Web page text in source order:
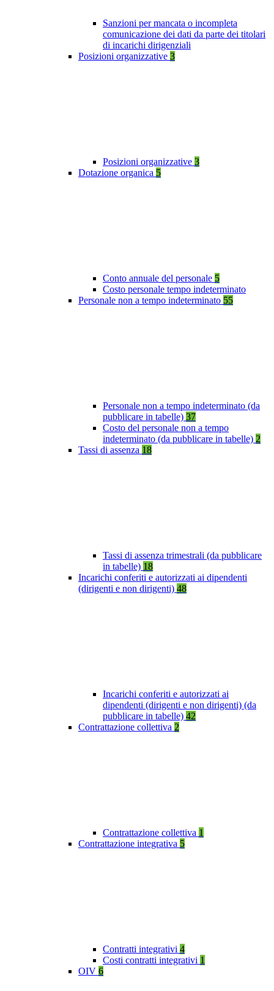
Sanzioni per mancata o incompleta
comunicazione dei dati da parte dei titolari
di incarichi dirigenziali
Posizioni organizzative 3
Posizioni organizzative 3
Dotazione organica 5
Conto annuale del personale 5
Costo personale tempo indeterminato
Personale non a tempo indeterminato 55
Personale non a tempo indeterminato (da
pubblicare in tabelle) 37
Costo del personale non a tempo
indeterminato (da pubblicare in tabelle) 2
Tassi di assenza 18
Tassi di assenza trimestrali (da pubblicare
in tabelle) 18
Incarichi conferiti e autorizzati ai dipendenti
(dirigenti e non dirigenti) 48
Incarichi conferiti e autorizzati ai
dipendenti (dirigenti e non dirigenti) (da
pubblicare in tabelle) 42
Contrattazione collettiva 2
Contrattazione collettiva 1
Contrattazione integrativa 5
Contratti integrativi 4
Costi contratti integrativi 1
OIV 6